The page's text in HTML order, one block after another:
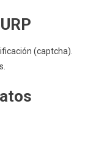
(captcha).